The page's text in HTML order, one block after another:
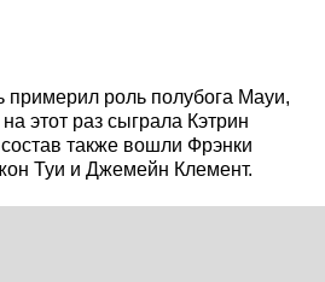
роль полубога Мауи,
этот раз сыграла Кэтрин
также вошли Фрэнки
Туи и Джемейн Клемент.